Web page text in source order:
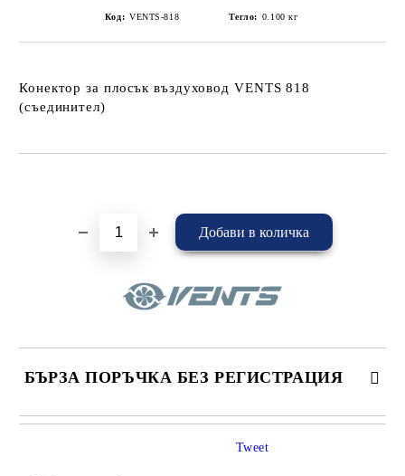
Код: VENTS-818 Тегло: 0.100 кг
Конектор за плосък въздуховод VENTS 818
(съединител)
БЪРЗА ПОРЪЧКА БЕЗ РЕГИСТРАЦИЯ
САМО ПОПЪЛНЕТЕ 4 ПОЛЕТА
Tweet